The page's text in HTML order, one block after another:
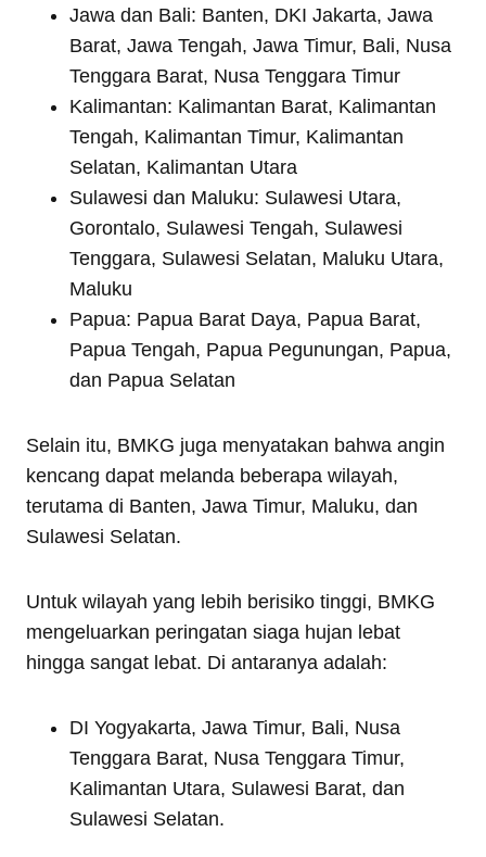
Jawa dan Bali: Banten, DKI Jakarta, Jawa
Barat, Jawa Tengah, Jawa Timur, Bali, Nusa
Tenggara Barat, Nusa Tenggara Timur
Kalimantan: Kalimantan Barat, Kalimantan
Tengah, Kalimantan Timur, Kalimantan
Selatan, Kalimantan Utara
Sulawesi dan Maluku: Sulawesi Utara,
Gorontalo, Sulawesi Tengah, Sulawesi
Tenggara, Sulawesi Selatan, Maluku Utara,
Maluku
Papua: Papua Barat Daya, Papua Barat,
Papua Tengah, Papua Pegunungan, Papua,
dan Papua Selatan
Selain itu, BMKG juga menyatakan bahwa angin
kencang dapat melanda beberapa wilayah,
terutama di Banten, Jawa Timur, Maluku, dan
Sulawesi Selatan.
Untuk wilayah yang lebih berisiko tinggi, BMKG
mengeluarkan peringatan siaga hujan lebat
hingga sangat lebat. Di antaranya adalah:
DI Yogyakarta, Jawa Timur, Bali, Nusa
Tenggara Barat, Nusa Tenggara Timur,
Kalimantan Utara, Sulawesi Barat, dan
Sulawesi Selatan.